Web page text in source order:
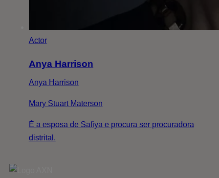
Actor
Anya Harrison
Anya Harrison
Mary Stuart Materson
É a esposa de Safiya e procura ser procuradora
distrital.